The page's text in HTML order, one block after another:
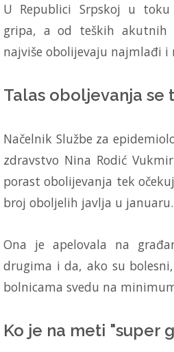
U Republici Srpskoj u toku
gripa, a od teških akutnih
najviše obolijevaju najmlađi i
Talas oboljevanja se
Načelnik Službe za
zdravstvo Nina Rodić
porast obolijevanja tek
broj oboljelih javlja u januaru.
Ona je apelovala na
drugima i da, ako su
bolnicama svedu na
Ko je na meti "super